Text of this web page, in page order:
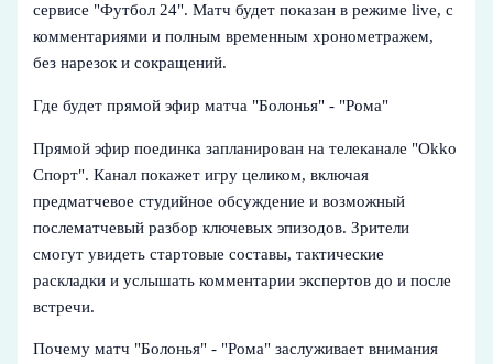
сервисе "Футбол 24". Матч будет показан в режиме live, с
комментариями и полным временным хронометражем,
без нарезок и сокращений.
Где будет прямой эфир матча "Болонья" - "Рома"
Прямой эфир поединка запланирован на телеканале "Okko
Спорт". Канал покажет игру целиком, включая
предматчевое студийное обсуждение и возможный
послематчевый разбор ключевых эпизодов. Зрители
смогут увидеть стартовые составы, тактические
раскладки и услышать комментарии экспертов до и после
встречи.
Почему матч "Болонья" - "Рома" заслуживает внимания